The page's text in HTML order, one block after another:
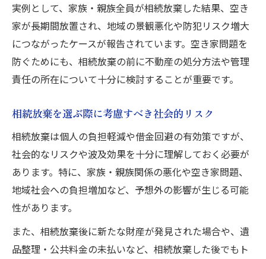
実例として、家族・親族全員が相続放棄した結果、空き
家が長期間放置され、地域の景観悪化や防犯リスク増大
につながったケースが報告されています。空き家問題を
防ぐためにも、相続放棄の前に不動産の処分方法や管理
責任の所在について十分に検討することが重要です。
相続放棄を選ぶ際に考慮すべき社会的リスク
相続放棄は個人の負担軽減や借金回避の有効策ですが、
社会的なリスクや波及効果を十分に理解しておく必要が
あります。特に、家族・親族関係の悪化や空き家問題、
地域社会への負担増加など、予想外の影響が生じる可能
性があります。
また、相続放棄後に新たな財産が発見された場合や、遺
品整理・公共料金の未払いなど、相続放棄した後でもト